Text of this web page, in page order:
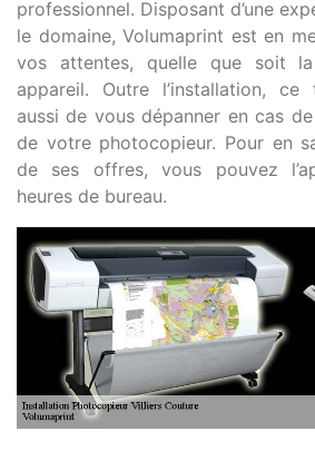
professionnel. Disposant d’une
le domaine, Volumaprint est en
vos attentes, quelle que soit
appareil. Outre l’installation, ce
aussi de vous dépanner en cas
de votre photocopieur. Pour en
de ses offres, vous pouvez
heures de bureau.